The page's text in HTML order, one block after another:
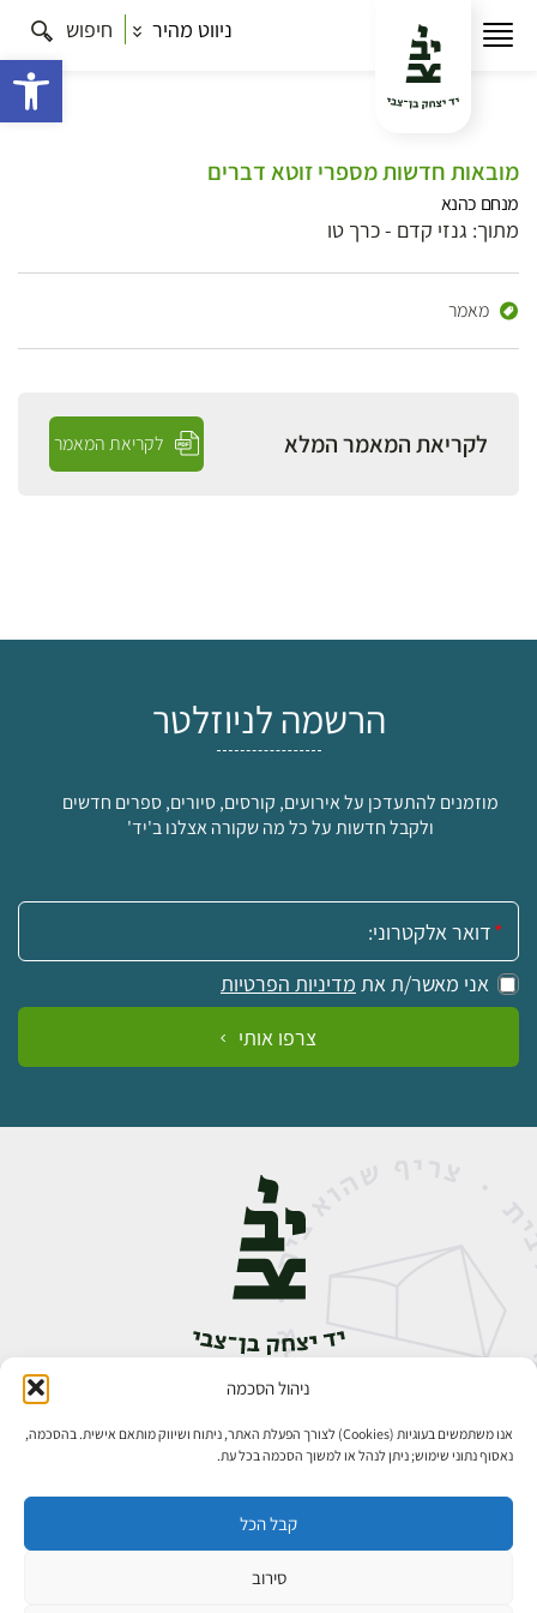
ניהול הסכמה
אנו משתמשים בעוגיות (Cookies) לצורך הפעלת האתר, ניתוח ושיווק מותאם אישית. בהסכמה,
נאסוף נתוני שימוש; ניתן לנהל או למשוך הסכמה בכל עת.
קבל הכל
סירוב
ניווט מהיר חיפוש
מובאות חדשות מספרי זוטא דברים
מנחם כהנא
מתוך: גנזי קדם - כרך טו
מאמר
לקריאת המאמר המלא לקריאת המאמר
הרשמה לניוזלטר
מוזמנים להתעדכן על אירועים, קורסים, סיורים, ספרים חדשים
ולקבל חדשות על כל מה שקורה אצלנו ב'יד'
אימייל:
אני מאשר/ת את מדיניות הפרטיות
צרפו אותי
אבן גבירול 14, רחביה, ירושלים